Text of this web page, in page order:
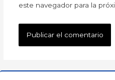
este navegador para la